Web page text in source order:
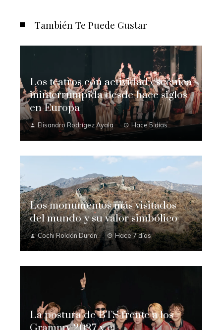
También Te Puede Gustar
Los teatros con actividad escénica
ininterrumpida desde hace siglos
en Europa
Elisandro Rodrígez Ayala Hace 5 días
Los monumentos más visitados
del mundo y su valor simbólico
Cochi Roldán Durán Hace 7 días
La postura de BTS frente a los